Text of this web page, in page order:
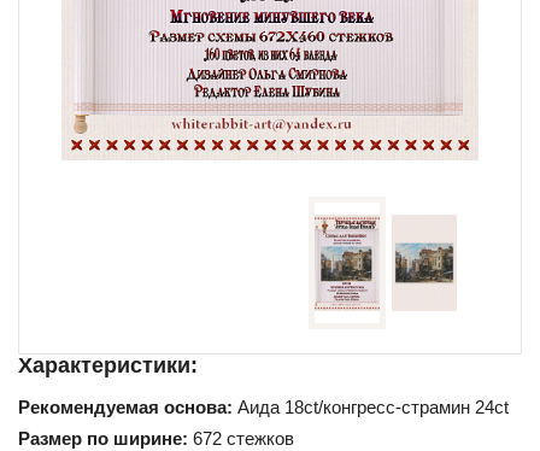
Характеристики:
Рекомендуемая основа: Аида 18ct/конгресс-страмин 24ct
Размер по ширине: 672 стежков